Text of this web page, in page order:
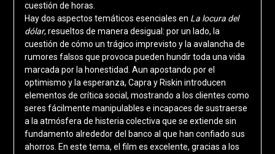
cuestión de horas.
Hay dos aspectos temáticos esenciales en La locura del
dólar, resueltos de manera desigual: por un lado, la
cuestión de cómo un trágico imprevisto y la avalancha de
rumores falsos que provoca pueden hundir toda una vida
marcada por la honestidad. Aun apostando por el
optimismo y la esperanza, Capra y Riskin introducen
elementos de crítica social, mostrando a los clientes como
seres fácilmente manipulables e incapaces de sustraerse
a la atmósfera de histeria colectiva que se extiende sin
fundamento alrededor del banco al que han confiado sus
ahorros. En este tema, el film es excelente, gracias a los